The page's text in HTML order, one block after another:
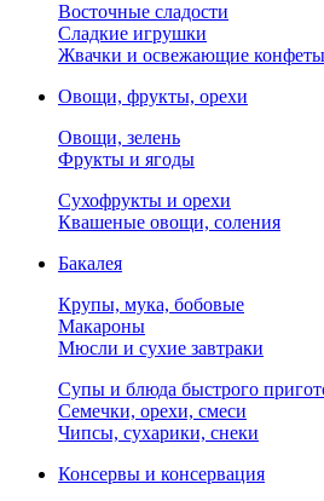
Восточные сладости
Сладкие игрушки
Жвачки и освежающие конфеты
Овощи, фрукты, орехи
Овощи, зелень
Фрукты и ягоды
Сухофрукты и орехи
Квашеные овощи, соления
Бакалея
Крупы, мука, бобовые
Макароны
Мюсли и сухие завтраки
Супы и блюда быстрого
Семечки, орехи, смеси
Чипсы, сухарики, снеки
Консервы и консервация